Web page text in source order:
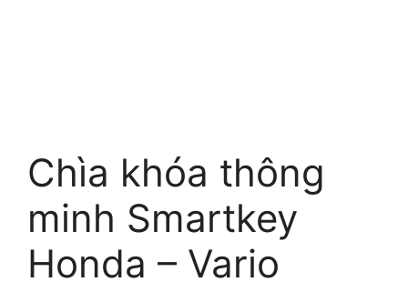
Chìa khóa thông
minh Smartkey
Honda – Vario